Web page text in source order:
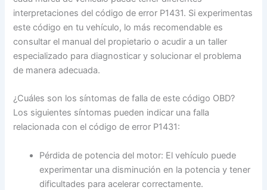
interpretaciones del código de error P1431. Si experimentas
este código en tu vehículo, lo más recomendable es
consultar el manual del propietario o acudir a un taller
especializado para diagnosticar y solucionar el problema
de manera adecuada.
¿Cuáles son los síntomas de falla de este código OBD?
Los siguientes síntomas pueden indicar una falla
relacionada con el código de error P1431:
Pérdida de potencia del motor: El vehículo puede
experimentar una disminución en la potencia y tener
dificultades para acelerar correctamente.